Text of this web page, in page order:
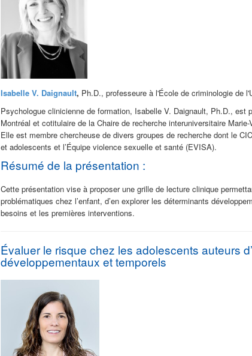
Isabelle V. Daignault, Ph.D., professeure à l'École de criminologie de
Psychologue clinicienne de formation, Isabelle V. Daignault, Ph.D., est
Montréal et cotitulaire de la Chaire de recherche interuniversitaire
Elle est membre chercheuse de divers groupes de recherche dont le
et adolescents et l’Équipe violence sexuelle et santé (EVISA).
Résumé de la présentation :
Cette présentation vise à proposer une grille de lecture clinique
problématiques chez l’enfant, d’en explorer les déterminants
besoins et les premières interventions.
Évaluer le risque chez les adolescents auteurs
développementaux et temporels